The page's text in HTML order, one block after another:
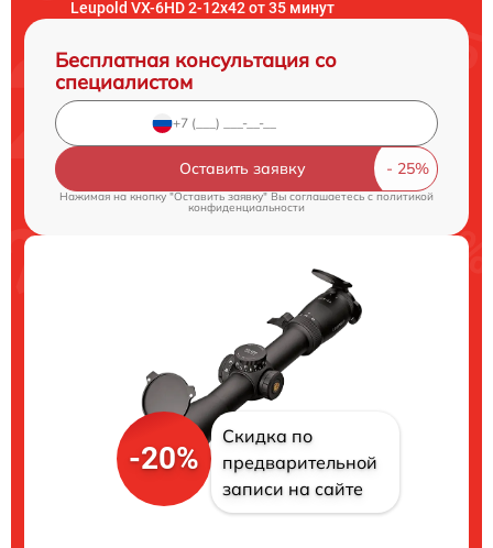
Leupold VX-6HD 2-12x42 от 35 минут
Бесплатная консультация со
специалистом
Оставить заявку
Нажимая на кнопку "Оставить заявку" Вы соглашаетесь cполитикой
конфиденциальности
-20%
Скидка по
предварительной
записи на сайте